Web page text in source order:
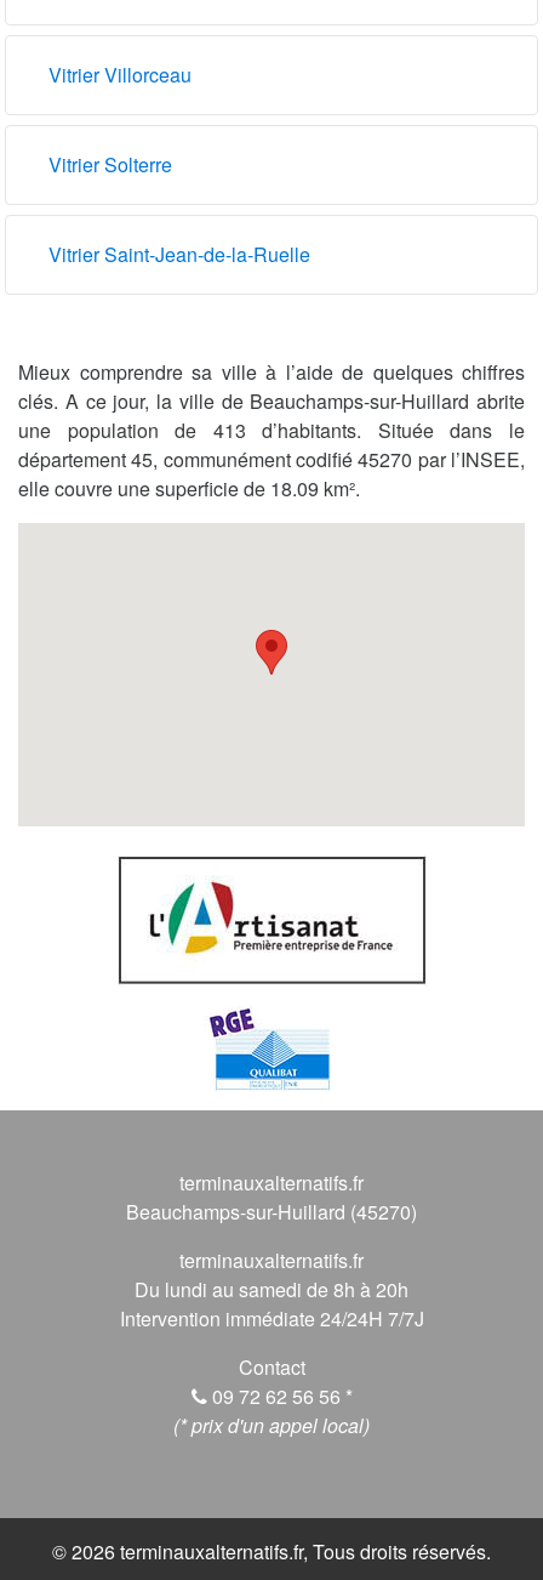
Vitrier Villorceau
Vitrier Solterre
Vitrier Saint-Jean-de-la-Ruelle
Mieux comprendre sa ville à l’aide de quelques chiffres
clés. A ce jour, la ville de Beauchamps-sur-Huillard abrite
une population de 413 d’habitants. Située dans le
département 45, communément codifié 45270 par l’INSEE,
elle couvre une superficie de 18.09 km².
terminauxalternatifs.fr
Beauchamps-sur-Huillard (45270)
terminauxalternatifs.fr
Du lundi au samedi de 8h à 20h
Intervention immédiate 24/24H 7/7J
Contact
09 72 62 56 56 *
(* prix d'un appel local)
© 2026 terminauxalternatifs.fr, Tous droits réservés.